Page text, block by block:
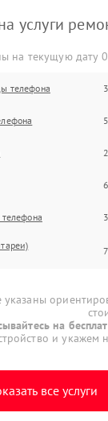
услуги
на текущую дату
телефона
телефона
на
и укажем
все услуги